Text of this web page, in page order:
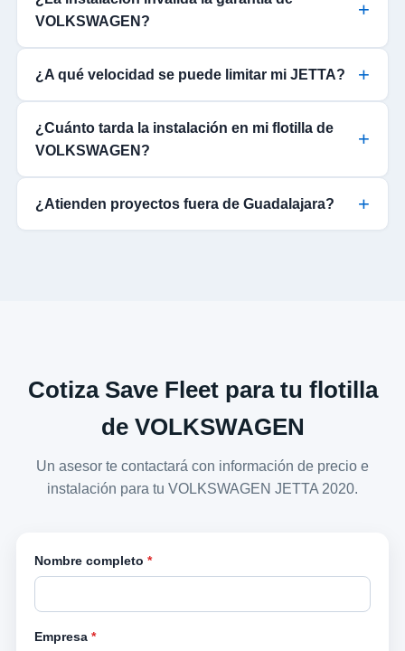
VOLKSWAGEN?
¿A qué velocidad se puede limitar mi JETTA?
¿Cuánto tarda la instalación en mi flotilla de
VOLKSWAGEN?
¿Atienden proyectos fuera de Guadalajara?
Cotiza Save Fleet para tu flotilla
de VOLKSWAGEN
Un asesor te contactará con información de precio e
instalación para tu VOLKSWAGEN JETTA 2020.
Nombre completo *
Empresa *